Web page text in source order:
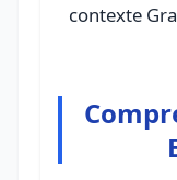
contexte